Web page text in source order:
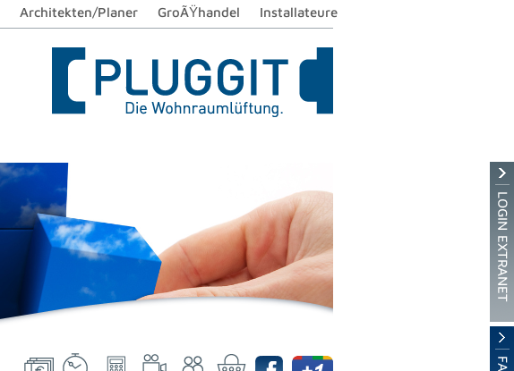
Architekten/Planer GroÃŸhandel Installateure